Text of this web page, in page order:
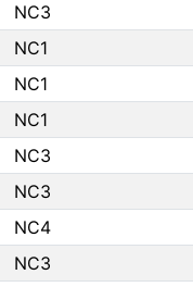
NC3
NC1
NC1
NC1
NC3
NC3
NC4
NC3